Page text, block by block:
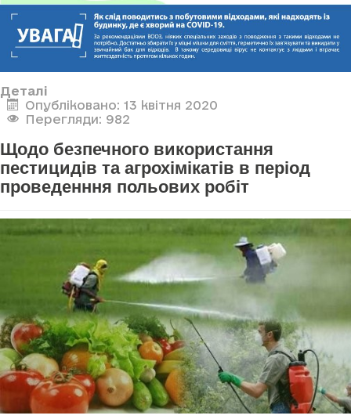
Деталі
Опубліковано: 13 квітня 2020
Перегляди: 982
Щодо безпечного використання
пестицидів та агрохімікатів в період
проведенння польових робіт